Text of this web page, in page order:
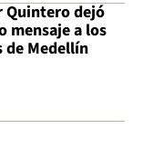
Quintero dejó
mensaje a los
de Medellín